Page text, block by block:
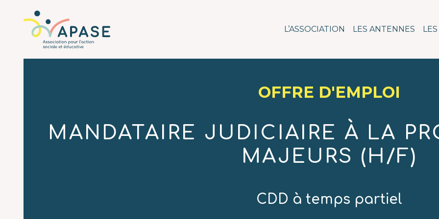
L'APASE
L’ASSOCIATION LES ANTENNES
OFFRE D'EMPLOI
MANDATAIRE JUDICIAIRE À LA
MAJEURS (H/F)
CDD à temps partiel